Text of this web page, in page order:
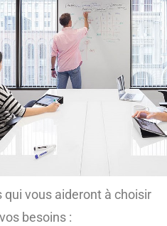
vous aideront à choisir
besoins :